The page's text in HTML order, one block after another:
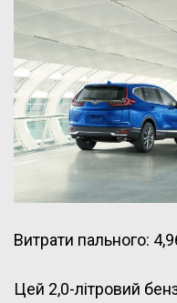
Витрати пального:
Цей 2,0-літровий